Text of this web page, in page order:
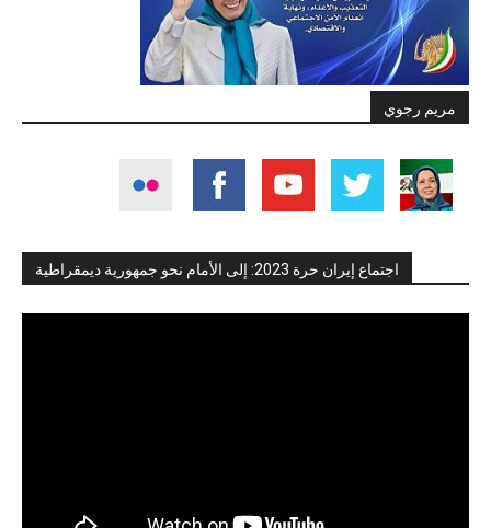
مريم رجوي
اجتماع إيران حرة 2023: إلى الأمام نحو جمهورية ديمقراطية